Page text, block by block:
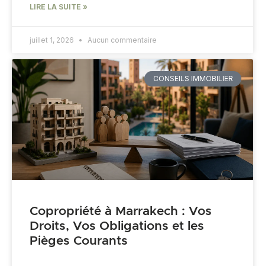
LIRE LA SUITE »
juillet 1, 2026 Aucun commentaire
CONSEILS IMMOBILIER
Copropriété à Marrakech : Vos
Droits, Vos Obligations et les
Pièges Courants